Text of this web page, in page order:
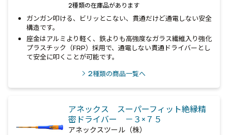
2種類の在庫品があります
ガンガン叩ける、ビリッとこない、貫通だけど通電しない安全
構造です。
座金はアルミより軽く、鉄よりも高強度なガラス繊維入り強化
プラスチック（FRP）採用で、通電しない貫通ドライバーとし
て安全に叩くことが可能です。
2種類の商品一覧へ
アネックス スーパーフィット絶縁精
密ドライバー －３×７５
アネックスツール（株）